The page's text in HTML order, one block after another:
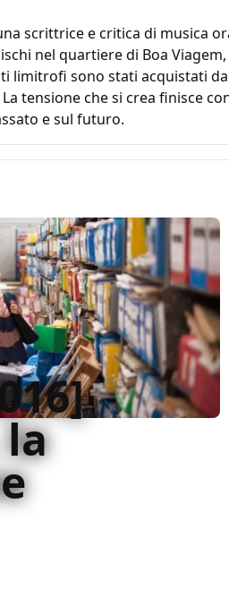
scrittrice e critica di musica
nel quartiere di Boa
limitrofi sono stati acquistati
tensione che si crea finisce
e sul futuro.